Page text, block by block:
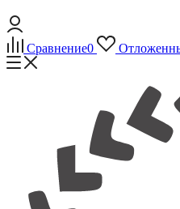
Сравнение0